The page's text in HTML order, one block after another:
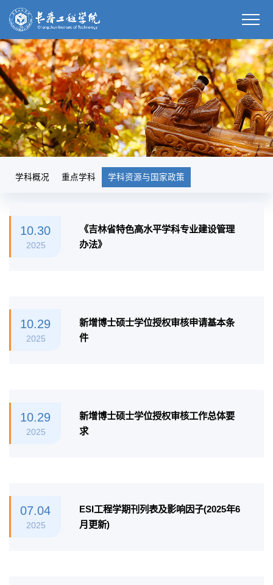
学科概况 重点学科 学科资源与国家政策
10.30
2025
《吉林省特色高水平学科专业建设管理
办法》
10.29
2025
新增博士硕士学位授权审核申请基本条
件
10.29
2025
新增博士硕士学位授权审核工作总体要
求
07.04
2025
ESI工程学期刊列表及影响因子(2025年6
月更新)